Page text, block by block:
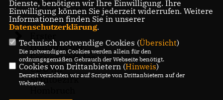
Scharnhorst
Hombrucher
Frauentreff der
CDU im
Stadtbezirk
Dienste, benötigen wir Ihre Einwilligung. Ihre
Einwilligung können Sie jederzeit widerrufen. Weitere
Informationen finden Sie in unserer
Datenschutzerklärung.
Technisch notwendige Cookies (Übersicht)
Die notwendigen Cookies werden allein für den
ordnungsgemäßen Gebrauch der Webseite benötigt.
Cookies von Drittanbietern (Hinweis)
Derzeit verzichten wir auf Scripte von Drittanbietern auf der
Webseite.